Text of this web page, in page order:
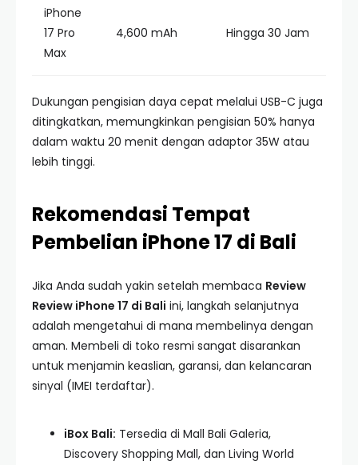
iPhone
17 Pro
Max
4,600 mAh Hingga 30 Jam
Dukungan pengisian daya cepat melalui USB-C juga
ditingkatkan, memungkinkan pengisian 50% hanya
dalam waktu 20 menit dengan adaptor 35W atau
lebih tinggi.
Rekomendasi Tempat
Pembelian iPhone 17 di Bali
Jika Anda sudah yakin setelah membaca Review
Review iPhone 17 di Bali ini, langkah selanjutnya
adalah mengetahui di mana membelinya dengan
aman. Membeli di toko resmi sangat disarankan
untuk menjamin keaslian, garansi, dan kelancaran
sinyal (IMEI terdaftar).
iBox Bali: Tersedia di Mall Bali Galeria,
Discovery Shopping Mall, dan Living World